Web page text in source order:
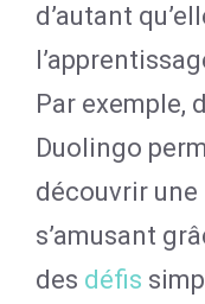
d’autant
Par exemple,
Duolingo
découvrir
s’amusant
des défis